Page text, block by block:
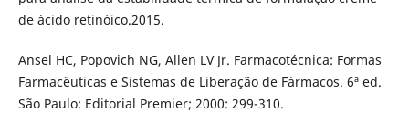
de ácido retinóico.2015.
Ansel HC, Popovich NG, Allen LV Jr. Farmacotécnica: Formas
Farmacêuticas e Sistemas de Liberação de Fármacos. 6ª ed.
São Paulo: Editorial Premier; 2000: 299-310.